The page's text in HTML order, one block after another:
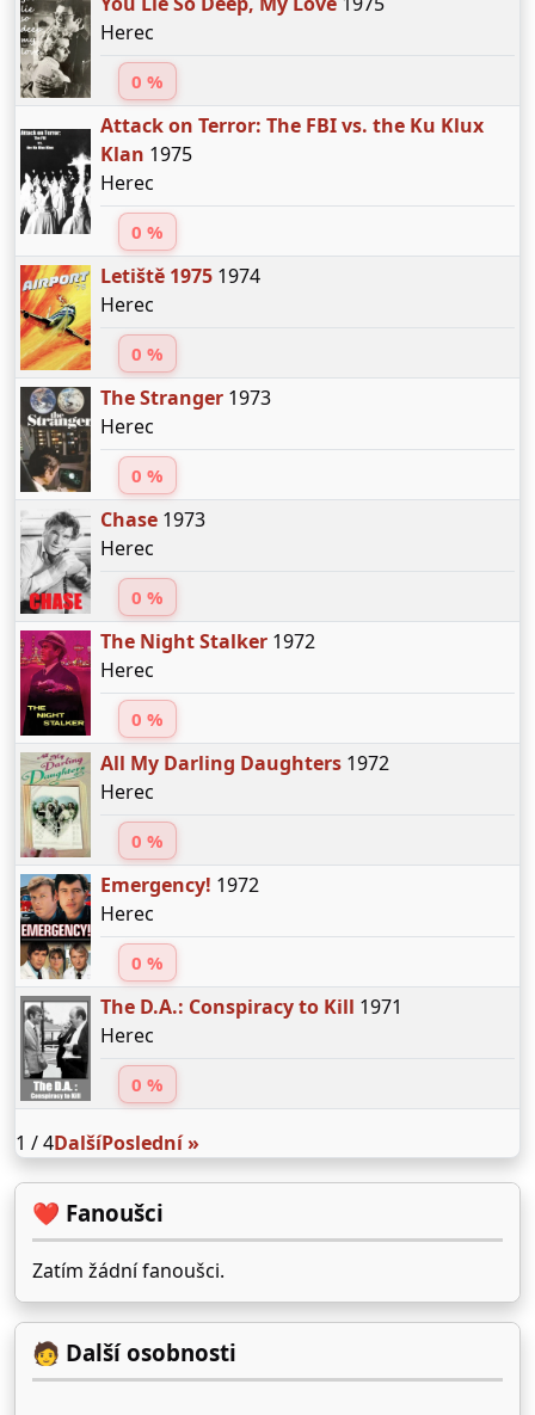
Herec
0 %
Attack on Terror: The FBI vs. the Ku Klux
Klan 1975
Herec
0 %
Letiště 19751974
Herec
0 %
The Stranger1973
Herec
0 %
Chase1973
Herec
0 %
The Night Stalker1972
Herec
0 %
All My Darling Daughters1972
Herec
0 %
Emergency! 1972
Herec
0 %
The D.A.: Conspiracy to Kill 1971
Herec
0 %
1 / 4DalšíPoslední »
❤️ Fanoušci
Zatím žádní fanoušci.
🧑 Další osobnosti